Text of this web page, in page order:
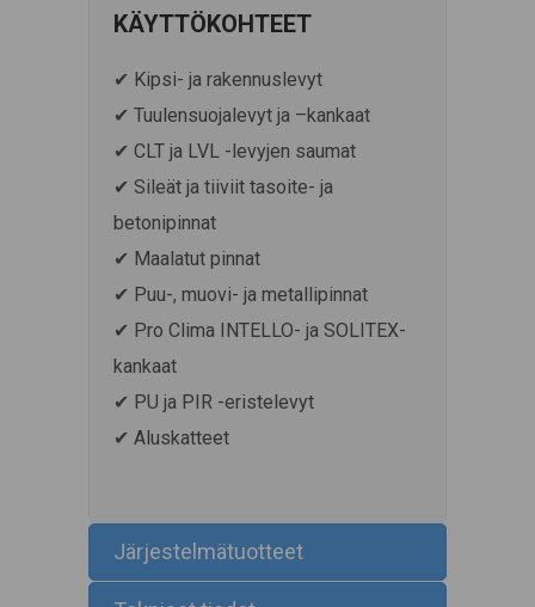
KÄYTTÖKOHTEET
✔ Kipsi- ja rakennuslevyt
✔ Tuulensuojalevyt ja –kankaat
✔ CLT ja LVL -levyjen saumat
✔ Sileät ja tiiviit tasoite- ja
betonipinnat
✔ Maalatut pinnat
✔ Puu-, muovi- ja metallipinnat
✔ Pro Clima INTELLO- ja SOLITEX-
kankaat
✔ PU ja PIR -eristelevyt
✔ Aluskatteet
Järjestelmätuotteet